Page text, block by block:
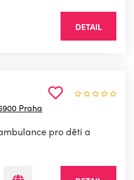
DETAIL
Praha
pro děti a